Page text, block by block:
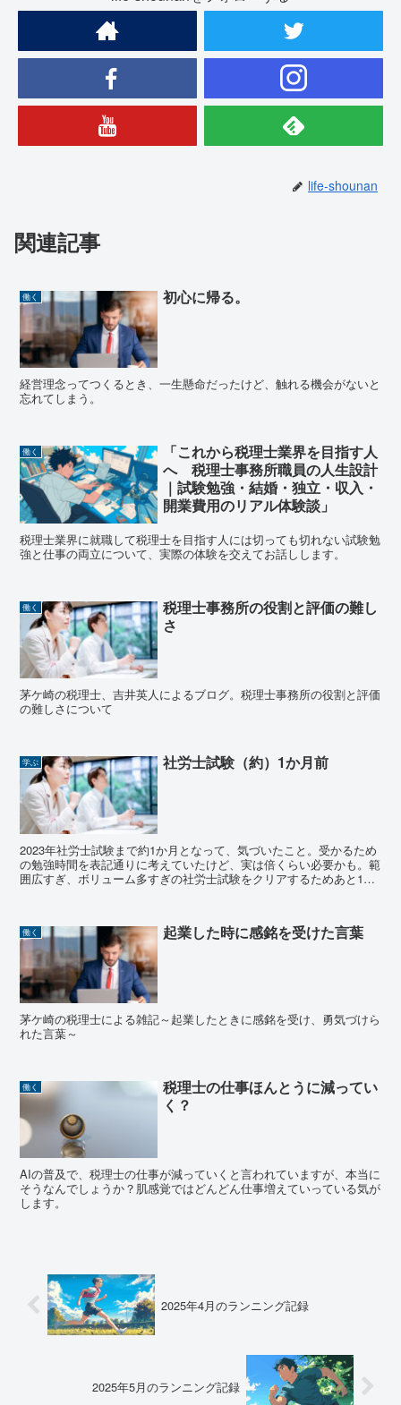
life-shounan
関連記事
働く 初心に帰る。
経営理念ってつくるとき、一生懸命だったけど、触れる機会がないと
忘れてしまう。
働く
「これから税理士業界を目指す人
へ 税理士事務所職員の人生設計
｜試験勉強・結婚・独立・収入・
開業費用のリアル体験談」
税理士業界に就職して税理士を目指す人には切っても切れない試験勉
強と仕事の両立について、実際の体験を交えてお話しします。
働く
税理士事務所の役割と評価の難し
さ
茅ケ崎の税理士、吉井英人によるブログ。税理士事務所の役割と評価
の難しさについて
学ぶ 社労士試験（約）1か月前
2023年社労士試験まで約1か月となって、気づいたこと。受かるため
の勉強時間を表記通りに考えていたけど、実は倍くらい必要かも。範
囲広すぎ、ボリューム多すぎの社労士試験をクリアするためあと1か
働く 起業した時に感銘を受けた言葉
茅ケ崎の税理士による雑記～起業したときに感銘を受け、勇気づけら
れた言葉～
働く
税理士の仕事ほんとうに減ってい
く？
AIの普及で、税理士の仕事が減っていくと言われていますが、本当に
そうなんでしょうか？肌感覚ではどんどん仕事増えていっている気が
します。
2025年4月のランニング記録
2025年5月のランニング記録